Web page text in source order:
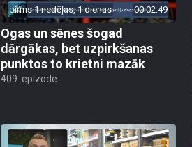
pirms 1 nedēļas, 1 dienas 00:02:49
Ogas un sēnes šogad
dārgākas, bet uzpirkšanas
punktos to krietni mazāk
409. epizode